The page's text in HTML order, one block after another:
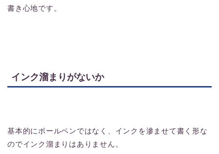
書き心地です。
インク溜まりがないか
基本的にボールペンではなく、インクを滲ませて書く形な
のでインク溜まりはありません。